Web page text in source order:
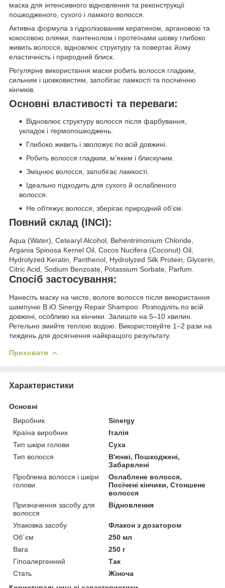
маска для інтенсивного відновлення та реконструкції
пошкодженого, сухого і ламкого волосся.
Активна формула з гідролізованим кератином, аргановою та
кокосовою оліями, пантенолом і протеїнами шовку глибоко
живить волосся, відновлює структуру та повертає йому
еластичність і природний блиск.
Регулярне використання маски робить волосся гладким,
сильним і шовковистим, запобігає ламкості та посіченню
кінчиків.
Основні властивості та переваги:
Відновлює структуру волосся після фарбування,
укладок і термопошкоджень.
Глибоко живить і зволожує по всій довжині.
Робить волосся гладким, м’яким і блискучим.
Зміцнює волосся, запобігає ламкості.
Ідеально підходить для сухого й ослабленого
волосся.
Не обтяжує волосся, зберігає природний об’єм.
Повний склад (INCI):
Aqua (Water), Cetearyl Alcohol, Behentrimonium Chloride,
Argania Spinosa Kernel Oil, Cocos Nucifera (Coconut) Oil,
Hydrolyzed Keratin, Panthenol, Hydrolyzed Silk Protein, Glycerin,
Citric Acid, Sodium Benzoate, Potassium Sorbate, Parfum.
Спосіб застосування:
Нанесіть маску на чисте, вологе волосся після використання
шампуню B.iO Sinergy Repair Shampoo. Розподіліть по всій
довжині, особливо на кінчики. Залиште на 5–10 хвилин.
Ретельно змийте теплою водою. Використовуйте 1–2 рази на
тиждень для досягнення найкращого результату.
Приховати
Характеристики
Основні
Виробник
Sinergy
Країна виробник
Італія
Тип шкіри голови
Суха
Тип волосся
В'юнкі, Пошкоджені,
Забарвлені
Проблема волосся і шкіри
голови
Ослаблене волосся,
Посічені кінчики, Стоншене
волосся
Призначення засобу для
волосся
Відновлення
Упаковка засобу
Флакон з дозатором
Об`єм
250 мл
Вага
250 г
Гіпоалергенний
Так
Стать
Жіноча